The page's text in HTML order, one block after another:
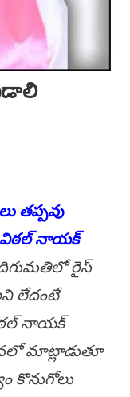
తప్పవు
విఠల్ నాయక్
రైస్
లేదంటే
నాయక్
మాట్లాడుతూ
కొనుగోలు